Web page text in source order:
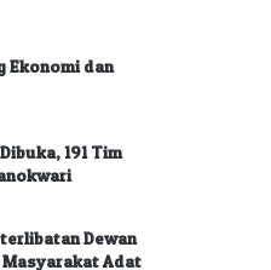
Ekonomi dan
191 Tim
Dewan
Masyarakat Adat